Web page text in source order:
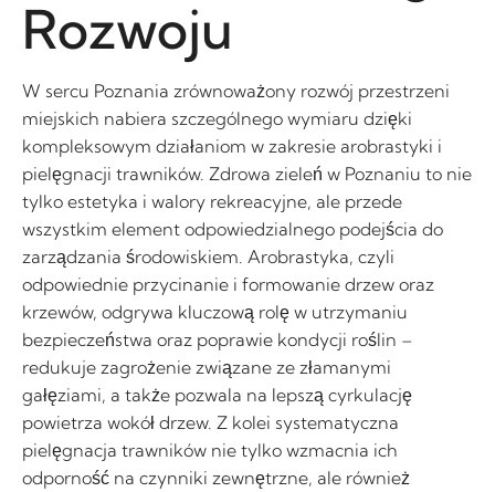
Rozwoju
W sercu Poznania zrównoważony rozwój przestrzeni
miejskich nabiera szczególnego wymiaru dzięki
kompleksowym działaniom w zakresie arobrastyki i
pielęgnacji trawników. Zdrowa zieleń w Poznaniu to nie
tylko estetyka i walory rekreacyjne, ale przede
wszystkim element odpowiedzialnego podejścia do
zarządzania środowiskiem. Arobrastyka, czyli
odpowiednie przycinanie i formowanie drzew oraz
krzewów, odgrywa kluczową rolę w utrzymaniu
bezpieczeństwa oraz poprawie kondycji roślin –
redukuje zagrożenie związane ze złamanymi
gałęziami, a także pozwala na lepszą cyrkulację
powietrza wokół drzew. Z kolei systematyczna
pielęgnacja trawników nie tylko wzmacnia ich
odporność na czynniki zewnętrzne, ale również